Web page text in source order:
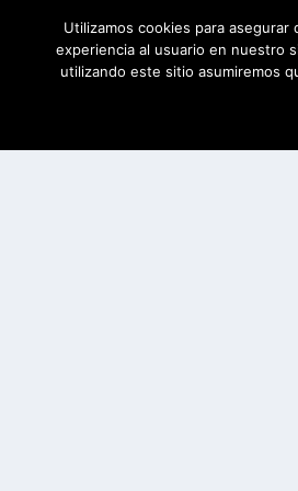
Utilizamos cookies para asegurar
experiencia al usuario en nuestro
utilizando este sitio asumiremos